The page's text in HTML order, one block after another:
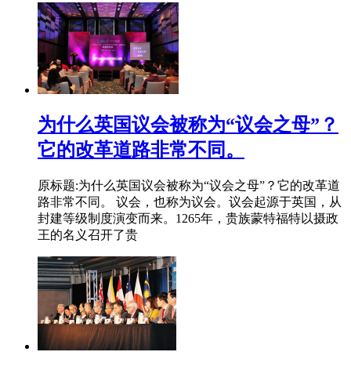
为什么英国议会被称为“议会之母”？
它的改革道路非常不同。
原标题:为什么英国议会被称为“议会之母”？它的改革道
路非常不同。 议会，也称为议会。议会起源于英国，从
封建等级制度演变而来。1265年，贵族蒙特福特以摄政
王的名义召开了贵